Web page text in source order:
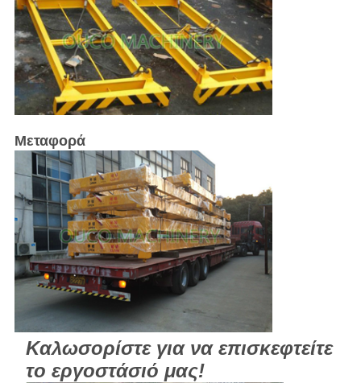
Μεταφορά
Καλωσορίστε για να επισκεφτείτε
το εργοστάσιό μας!